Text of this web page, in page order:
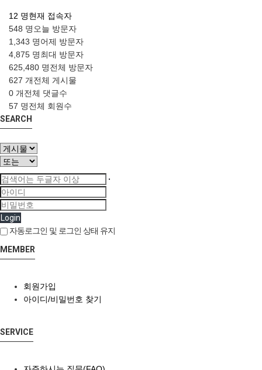
12 명현재 접속자
548 명오늘 방문자
1,343 명어제 방문자
4,875 명최대 방문자
625,480 명전체 방문자
627 개전체 게시물
0 개전체 댓글수
57 명전체 회원수
SEARCH
Login
자동로그인 및 로그인 상태 유지
MEMBER
회원가입
아이디/비밀번호 찾기
SERVICE